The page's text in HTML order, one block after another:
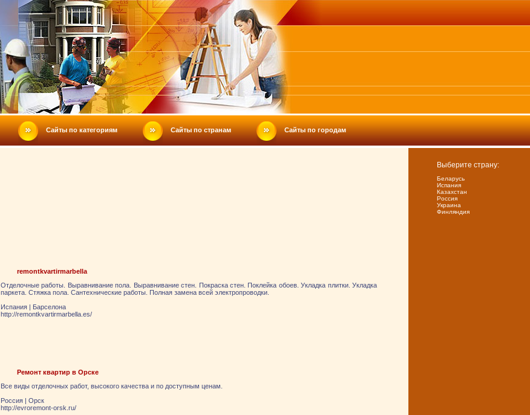
Сайты по категориям Сайты по странам Сайты по городам
remontkvartirmarbella
Отделочные работы. Выравнивание пола. Выравнивание стен. Покраска стен. Поклейка обоев. Укладка плитки. Укладка
паркета. Стяжка пола. Сантехнические работы. Полная замена всей электропроводки.
Испания | Барселона
http://remontkvartirmarbella.es/
Ремонт квартир в Орске
Все виды отделочных работ, высокого качества и по доступным ценам.
Россия | Орск
http://evroremont-orsk.ru/
Выберите страну:
Беларусь
Испания
Казахстан
Россия
Украина
Финляндия